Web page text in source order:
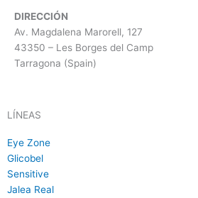
DIRECCIÓN
Av. Magdalena Marorell, 127
43350 – Les Borges del Camp
Tarragona (Spain)
LÍNEAS
Eye Zone
Glicobel
Sensitive
Jalea Real